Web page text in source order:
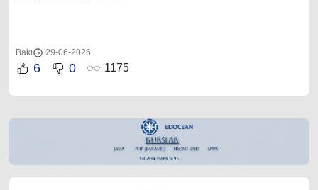
Bakı 29-06-2026
6 0 1175